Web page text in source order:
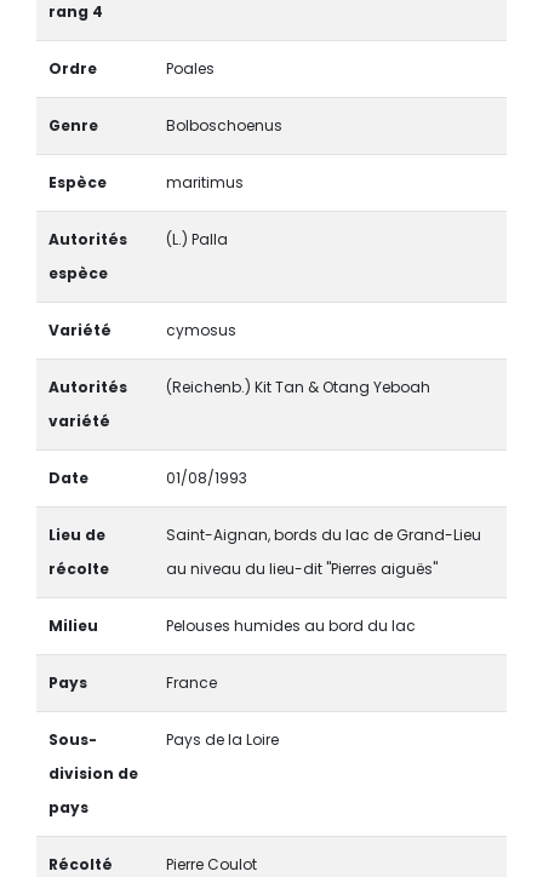
rang 4
Ordre Poales
Genre Bolboschoenus
Espèce maritimus
Autorités
espèce
(L.) Palla
Variété cymosus
Autorités
variété
(Reichenb.) Kit Tan & Otang Yeboah
Date 01/08/1993
Lieu de
récolte
Saint-Aignan, bords du lac de Grand-Lieu
au niveau du lieu-dit "Pierres aiguës"
Milieu Pelouses humides au bord du lac
Pays France
Sous-
division de
pays
Pays de la Loire
Récolté
Pierre Coulot